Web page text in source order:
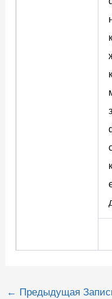
Навигация
← Предыдущая